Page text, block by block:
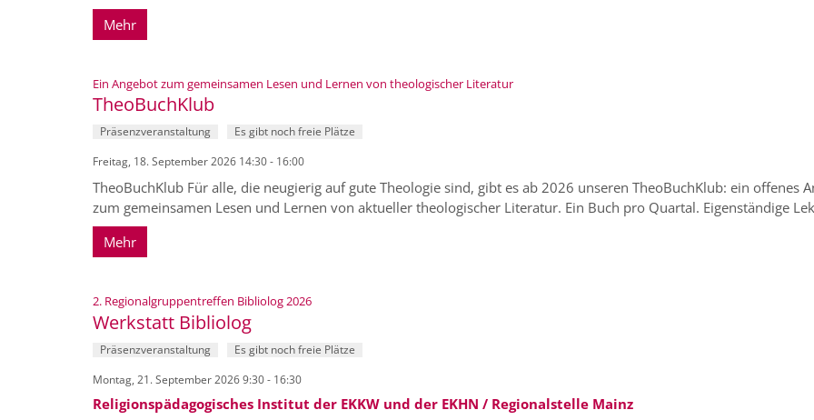
Mehr
Ein Angebot zum gemeinsamen Lesen und Lernen von theologischer Literatur:
TheoBuchKlub
Präsenzveranstaltung
Es gibt noch freie Plätze
Freitag, 18. September 2026 14:30 - 16:00
TheoBuchKlub Für alle, die neugierig auf gute Theologie sind, gibt es ab 2026 unseren TheoBuchKlub: ein offenes
zum gemeinsamen Lesen und Lernen von aktueller theologischer Literatur. Ein Buch pro Quartal. Eigenständige
Mehr
2. Regionalgruppentreffen Bibliolog 2026:
Werkstatt Bibliolog
Präsenzveranstaltung
Es gibt noch freie Plätze
Montag, 21. September 2026 9:30 - 16:30
Religionspädagogisches Institut der EKKW und der EKHN / Regionalstelle Mainz